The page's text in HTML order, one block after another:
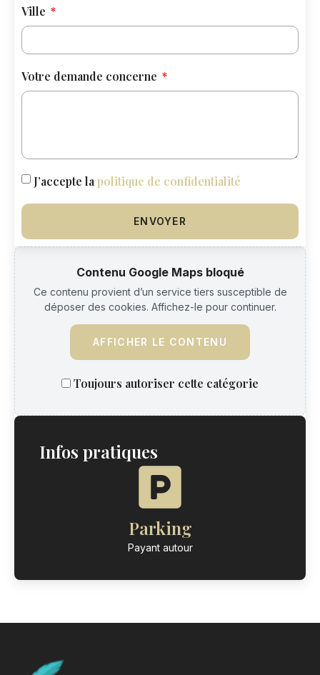
Contenu Google Maps bloqué
Ce contenu provient d’un service tiers susceptible de
déposer des cookies. Affichez-le pour continuer.
AFFICHER LE CONTENU
Toujours autoriser cette catégorie
Infos pratiques
Parking
Payant autour
Ville
Votre demande concerne
J’accepte lapolitique de confidentialité
ENVOYER